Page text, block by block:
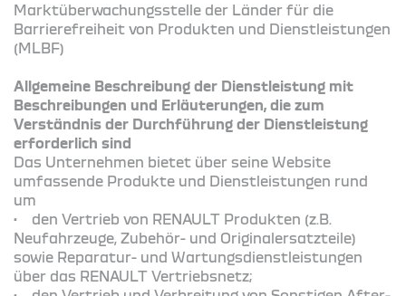
Marktüberwachungsstelle der Länder für die
Barrierefreiheit von Produkten und Dienstleistungen
(MLBF)
Allgemeine Beschreibung der Dienstleistung mit
Beschreibungen und Erläuterungen, die zum
Verständnis der Durchführung der Dienstleistung
erforderlich sind
Das Unternehmen bietet über seine Website
umfassende Produkte und Dienstleistungen rund
um
• den Vertrieb von RENAULT Produkten (z.B.
Neufahrzeuge, Zubehör- und Originalersatzteile)
sowie Reparatur- und Wartungsdienstleistungen
über das RENAULT Vertriebsnetz;